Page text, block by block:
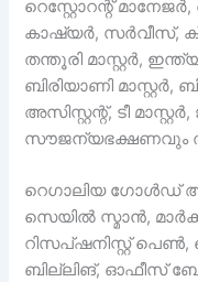
റെസ്റ്റോറന്റ്
കാഷ്യർ, സർവീസ്,
തന്തൂരി മാസ്റ്റർ,
ബിരിയാണി മാസ്റ്റർ,
അസിസ്റ്റന്റ്, ടീ
സൗജന്യഭക്ഷണവും
റെഗാലിയ
സെയിൽ സ്മാൻ,
റിസപ്ഷനിസ്റ്റ്
ബില്ലിങ്, ഓഫീസ്